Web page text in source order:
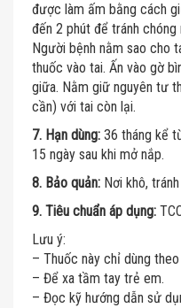
được làm ấm bằng cách
đến 2 phút để tránh
Người bệnh nằm sao cho
thuốc vào tai. Ấn vào gờ
giữa. Nằm giữ nguyên tư
cần) với tai còn lại.
7. Hạn dùng: 36 tháng kể
15 ngày sau khi mở nắp.
8. Bảo quản: Nơi khô,
9. Tiêu chuẩn áp dụng:
Lưu ý:
– Thuốc này chỉ dùng
– Để xa tầm tay trẻ em.
– Đọc kỹ hướng dẫn sử